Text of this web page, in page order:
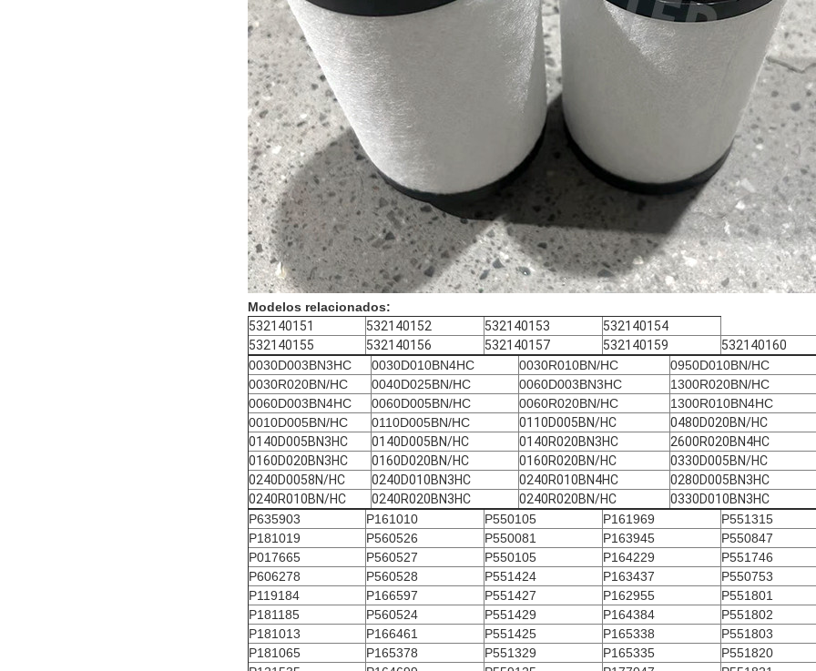
Modelos relacionados:
532140151
532140152 532140153
532140154
532140155
532140156 532140157 532140159
532140160
0030D003BN3HC
0030D010BN4HC 0030R010BN/HC
0950D010BN/HC
0030R020BN/HC
0040D025BN/HC 0060D003BN3HC
1300R020BN/HC
0060D003BN4HC
0060D005BN/HC 0060R020BN/HC
1300R010BN4HC
0010D005BN/HC
0110D005BN/HC 0110D005BN/HC
0480D020BN/HC
0140D005BN3HC
0140D005BN/HC 0140R020BN3HC
2600R020BN4HC
0160D020BN3HC
0160D020BN/HC 0160R020BN/HC
0330D005BN/HC
0240D0058N/HC
0240D010BN3HC 0240R010BN4HC
0280D005BN3HC
0240R010BN/HC
0240R020BN3HC 0240R020BN/HC
0330D010BN3HC
P635903
P161010 P550105 P161969
P551315
P181019
P560526 P550081 P163945
P550847
P017665
P560527 P550105 P164229
P551746
P606278
P560528 P551424 P163437
P550753
P119184
P166597 P551427 P162955
P551801
P181185
P560524 P551429 P164384
P551802
P181013
P166461 P551425 P165338
P551803
P181065
P165378 P551329 P165335
P551820